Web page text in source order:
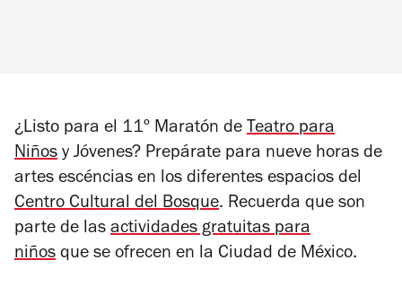
¿Listo para el 11º Maratón de Teatro para
Niños y Jóvenes? Prepárate para nueve horas de
artes escéncias en los diferentes espacios del
Centro Cultural del Bosque. Recuerda que son
parte de las actividades gratuitas para
niños que se ofrecen en la Ciudad de México.